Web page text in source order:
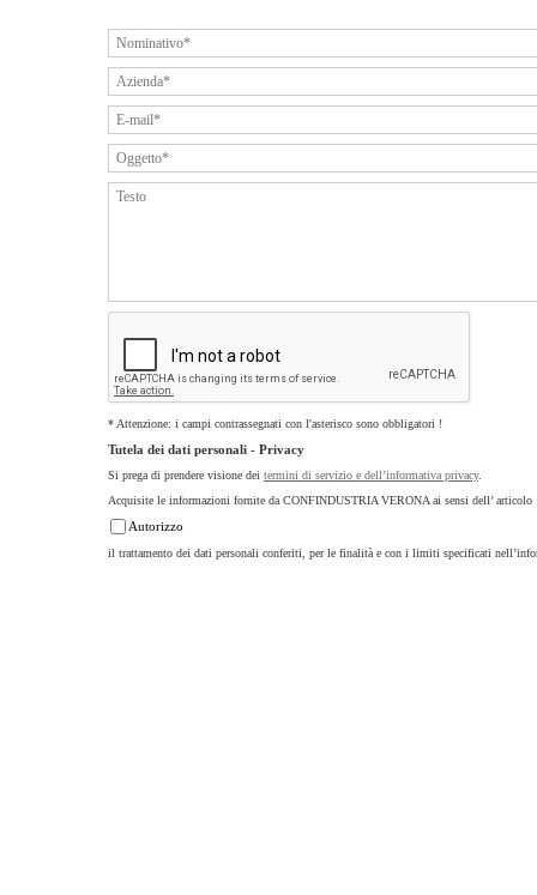
* Attenzione: i campi contrassegnati con l'asterisco sono obbligatori !
Tutela dei dati personali - Privacy
Si prega di prendere visione dei termini di servizio e dell’informativa privacy.
Acquisite le informazioni fornite da CONFINDUSTRIA VERONA ai sensi dell’
Autorizzo
il trattamento dei dati personali conferiti, per le finalità e con i limiti specificati